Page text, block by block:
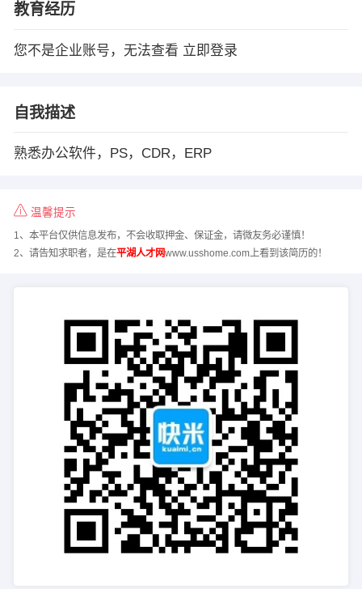
教育经历
您不是企业账号，无法查看 立即登录
自我描述
熟悉办公软件，PS，CDR，ERP
温馨提示
1、本平台仅供信息发布，不会收取押金、保证金，请微友务必谨慎！
2、请告知求职者，是在平湖人才网www.usshome.com上看到该简历的！